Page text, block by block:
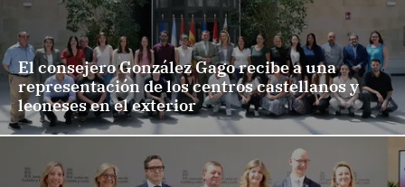
El consejero González Gago recibe a una
representación de los centros castellanos y
leoneses en el exterior